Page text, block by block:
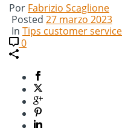
Por Fabrizio Scaglione
Posted 27 marzo 2023
In Tips customer service
0